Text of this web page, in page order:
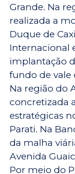
Grande. Na
realizada a
Duque de
Internacional
implantação
fundo de vale
Na região do
concretizada
estratégicas
Parati. Na
da malha
Avenida
Por meio do